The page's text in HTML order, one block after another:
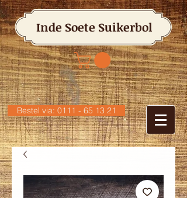
Inde Soete Suikerbol
Bestel via: 0111 - 65 13 21